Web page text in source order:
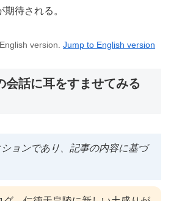
待される。
version. Jump to English version
会話に耳をすませてみる
ョンであり、記事の内容に基づ